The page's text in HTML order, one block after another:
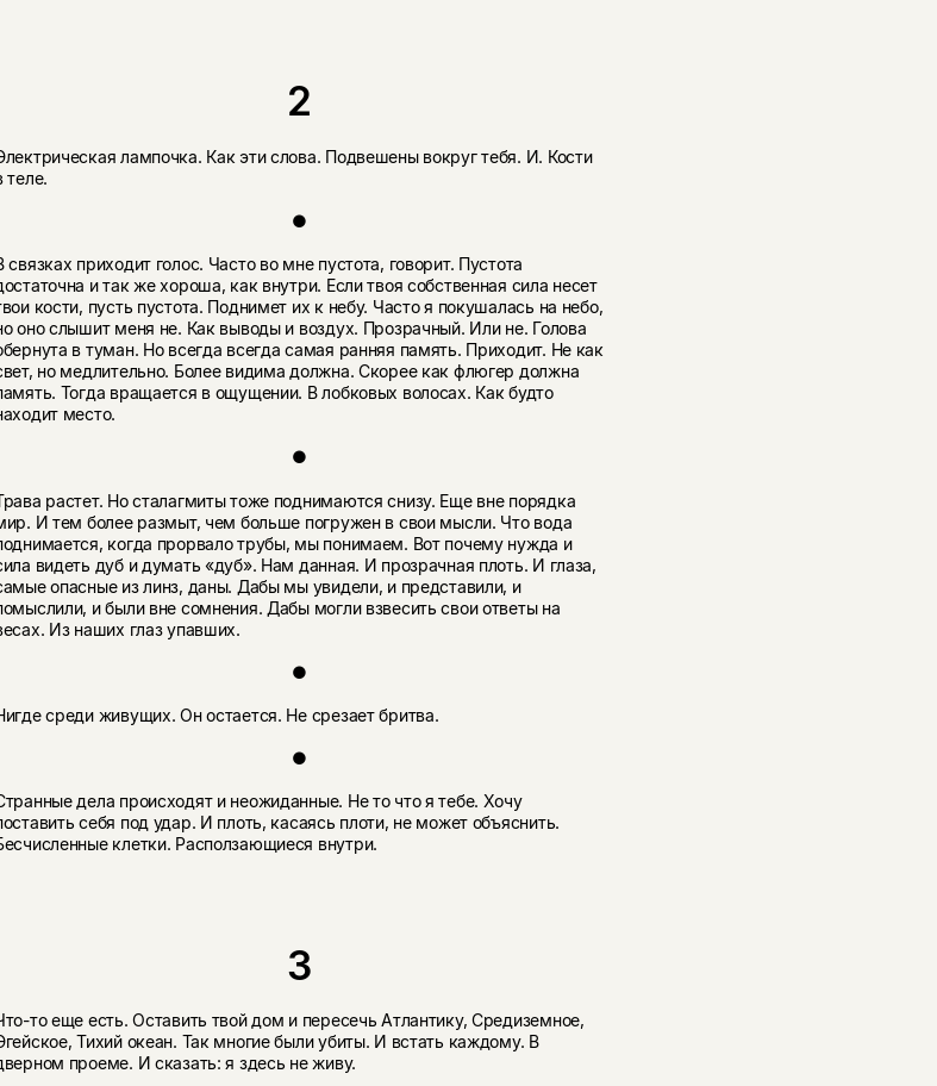
2
лампочка. Как эти слова. Подвешены вокруг тебя. И. Кости
теле.
●
связках приходит голос. Часто во мне пустота, говорит. Пустота
и так же хороша, как внутри. Если твоя собственная сила несет
кости, пусть пустота. Поднимет их к небу. Часто я покушалась на небо,
оно слышит меня не. Как выводы и воздух. Прозрачный. Или не. Голова
в туман. Но всегда всегда самая ранняя память. Приходит. Не как
но медлительно. Более видима должна. Скорее как флюгер должна
Тогда вращается в ощущении. В лобковых волосах. Как будто
место.
●
растет. Но сталагмиты тоже поднимаются снизу. Еще вне порядка
И тем более размыт, чем больше погружен в свои мысли. Что вода
когда прорвало трубы, мы понимаем. Вот почему нужда и
видеть дуб и думать «дуб». Нам данная. И прозрачная плоть. И глаза,
опасные из линз, даны. Дабы мы увидели, и представили, и
и были вне сомнения. Дабы могли взвесить свои ответы на
Из наших глаз упавших.
●
среди живущих. Он остается. Не срезает бритва.
●
дела происходят и неожиданные. Не то что я тебе. Хочу
себя под удар. И плоть, касаясь плоти, не может объяснить.
клетки. Расползающиеся внутри.
3
то еще есть. Оставить твой дом и пересечь Атлантику, Средиземное,
Тихий океан. Так многие были убиты. И встать каждому. В
проеме. И сказать: я здесь не живу.